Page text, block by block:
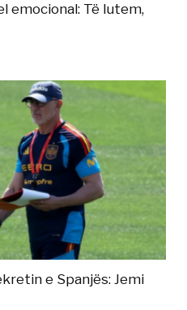
emocional: Të lutem,
e Spanjës: Jemi